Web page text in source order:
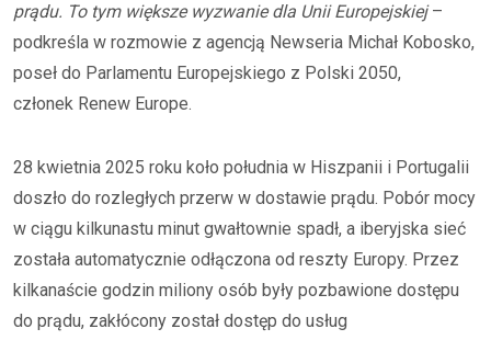
prądu. To tym większe wyzwanie dla Unii Europejskiej–
podkreśla w rozmowie z agencją Newseria Michał Kobosko,
poseł do Parlamentu Europejskiego z Polski 2050,
członek Renew Europe.
28 kwietnia 2025 roku koło południa w Hiszpanii i Portugalii
doszło do rozległych przerw w dostawie prądu. Pobór mocy
w ciągu kilkunastu minut gwałtownie spadł, a iberyjska sieć
została automatycznie odłączona od reszty Europy. Przez
kilkanaście godzin miliony osób były pozbawione dostępu
do prądu, zakłócony został dostęp do usług